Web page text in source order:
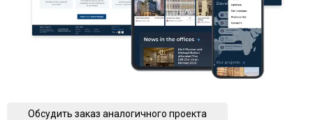
Обсудить заказ аналогичного проекта